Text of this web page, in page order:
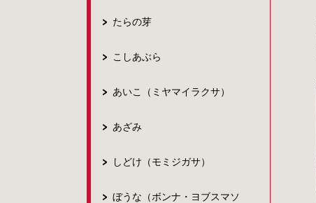
たらの芽
こしあぶら
あいこ（ミヤマイラクサ）
あざみ
しどけ（モミジガサ）
ぼうな（ボンナ・ヨブスマソ